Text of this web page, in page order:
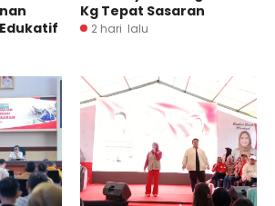
Kg Tepat Sasaran
2 hari lalu